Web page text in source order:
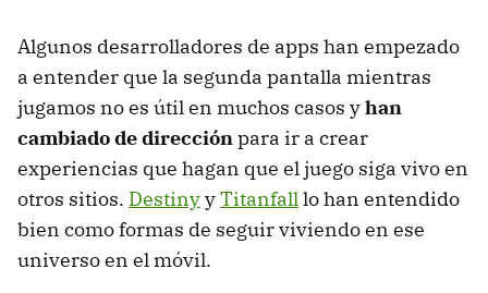
Algunos desarrolladores de apps han empezado
a entender que la segunda pantalla mientras
jugamos no es útil en muchos casos yhan
cambiado de direcciónpara ir a crear
experiencias que hagan que el juego siga vivo en
otros sitios. DestinyyTitanfalllo han entendido
bien como formas de seguir viviendo en ese
universo en el móvil.